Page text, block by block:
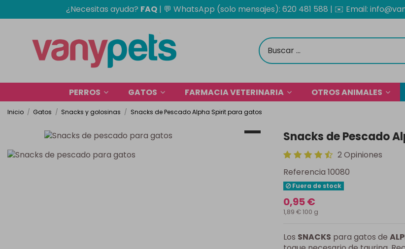
¿Necesitas ayuda? FAQ| 💬 WhatsApp (solo mensajes): 620 481 588 | ✉️ Email:
PERROS GATOS FARMACIA VETERINARIA OTROS ANIMALES
Inicio Gatos Snacks y golosinas Snacks de Pescado Alpha Spirit para gatos
Snacks de Pescado
2 Opiniones
Referencia 10080
Fuera de stock
0,95 €
1,89 € 100 g
Los SNACKS para gatos de